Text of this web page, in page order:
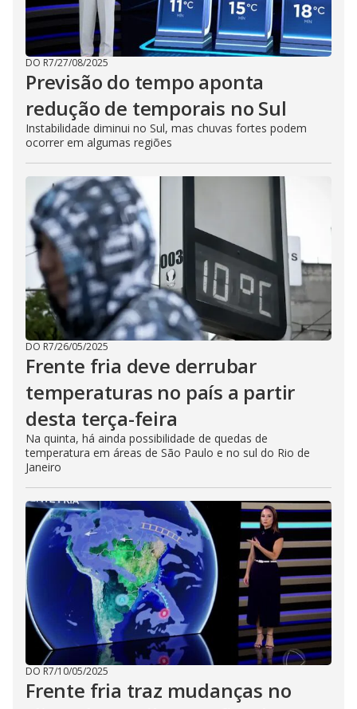
DO R7/27/08/2025
Previsão do tempo aponta
redução de temporais no Sul
Instabilidade diminui no Sul, mas chuvas fortes podem
ocorrer em algumas regiões
DO R7/26/05/2025
Frente fria deve derrubar
temperaturas no país a partir
desta terça-feira
Na quinta, há ainda possibilidade de quedas de
temperatura em áreas de São Paulo e no sul do Rio de
Janeiro
DO R7/10/05/2025
Frente fria traz mudanças no